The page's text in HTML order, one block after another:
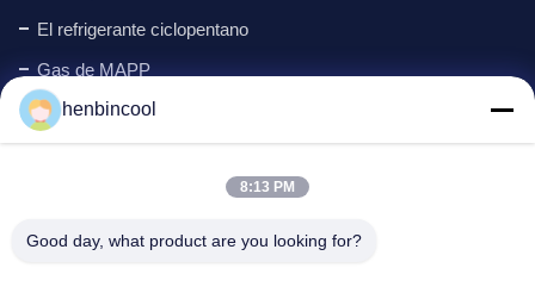
El refrigerante ciclopentano
Gas de MAPP
Elemento espumoso
Productos de flúor
Nuevo
henbincool
8:13 PM
Good day, what product are you looking for?